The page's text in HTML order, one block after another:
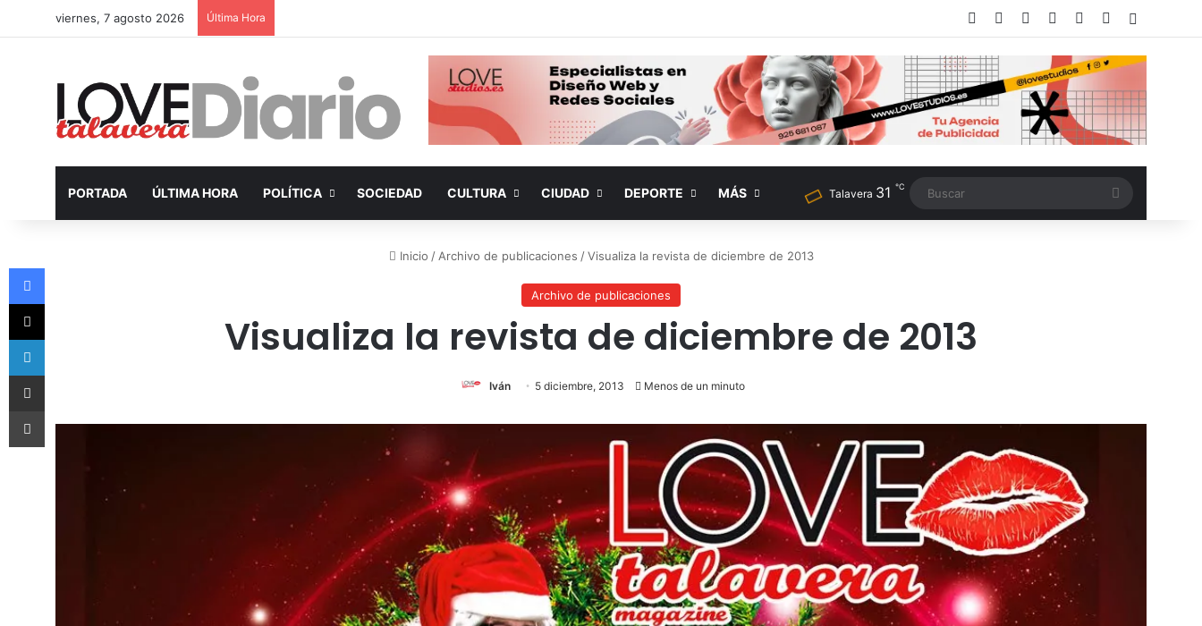
viernes, 7 agosto 2026 Última Hora Facebook LinkedInInstagram
TikTokRSS
PORTADA ÚLTIMA HORA POLÍTICA SOCIEDAD CULTURA CIUDAD DEPORTE MÁS Talavera 31 ℃
Inicio / Archivo de publicaciones / Visualiza la revista de diciembre de 2013
Archivo de publicaciones
Visualiza la revista de diciembre de 2013
Iván 5 diciembre, 2013 Menos de un minuto